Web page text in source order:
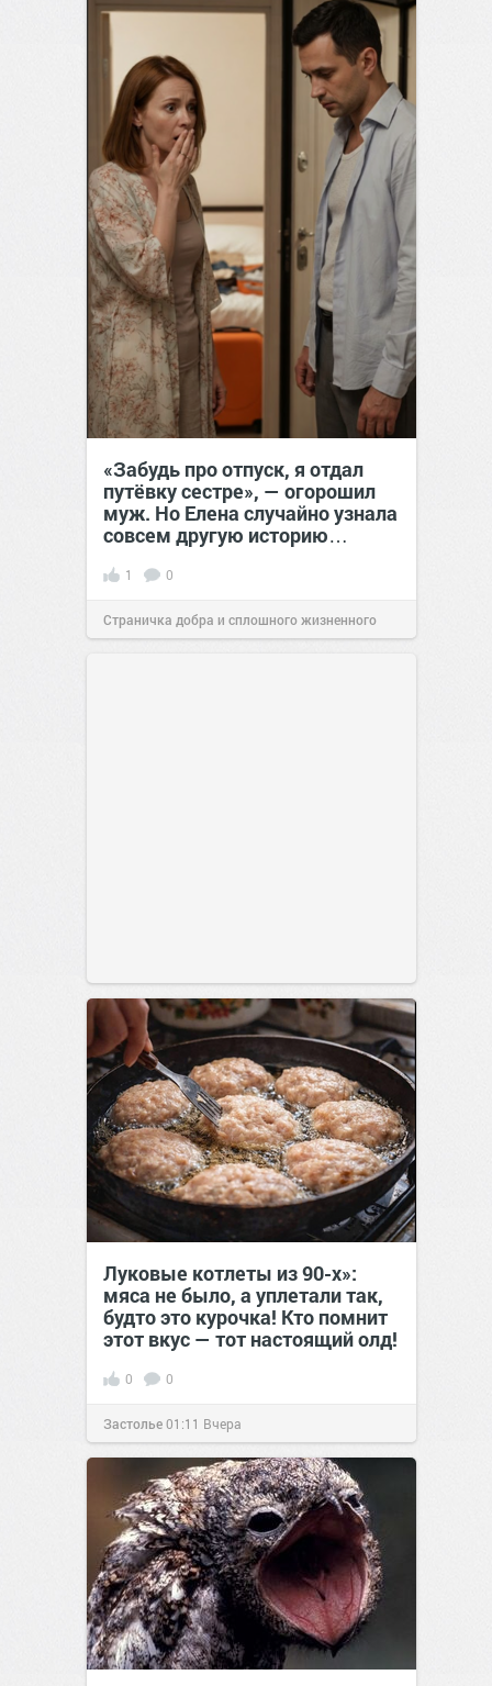
«Забудь про отпуск, я отдал
путёвку сестре», — огорошил
муж. Но Елена случайно узнала
совсем другую историю…
1 0
Страничка добра и сплошного жизненного
Луковые котлеты из 90-х»:
мяса не было, а уплетали так,
будто это курочка! Кто помнит
этот вкус — тот настоящий олд!
0 0
Застолье01:11 Вчера